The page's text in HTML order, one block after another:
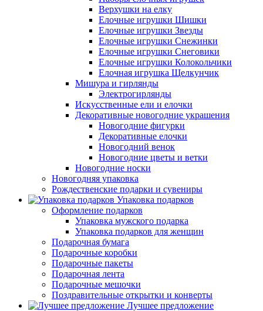
Верхушки на елку
Елочные игрушки Шишки
Елочные игрушки Звезды
Елочные игрушки Снежинки
Елочные игрушки Снеговики
Елочные игрушки Колокольчики
Елочная игрушка Щелкунчик
Мишура и гирлянды
Электрогирлянды
Искусственные ели и елочки
Декоративные новогодние украшения
Новогодние фигурки
Декоративные елочки
Новогодний венок
Новогодние цветы и ветки
Новогодние носки
Новогодняя упаковка
Рождественские подарки и сувениры
Упаковка подарков
Оформление подарков
Упаковка мужского подарка
Упаковка подарков для женщин
Подарочная бумага
Подарочные коробки
Подарочные пакеты
Подарочная лента
Подарочные мешочки
Поздравительные открытки и конверты
Лучшее предложение